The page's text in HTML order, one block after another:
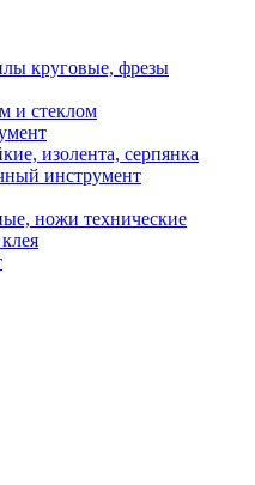
круговые, фрезы
и стеклом
изолента, серпянка
инструмент
ножи технические